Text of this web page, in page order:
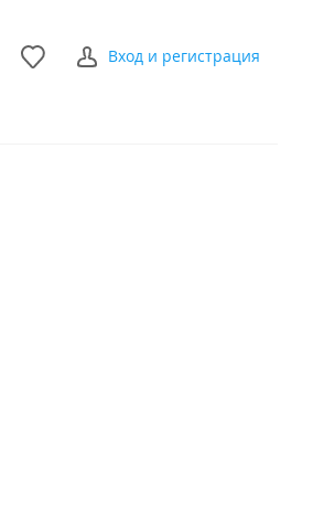
Вход и регистрация